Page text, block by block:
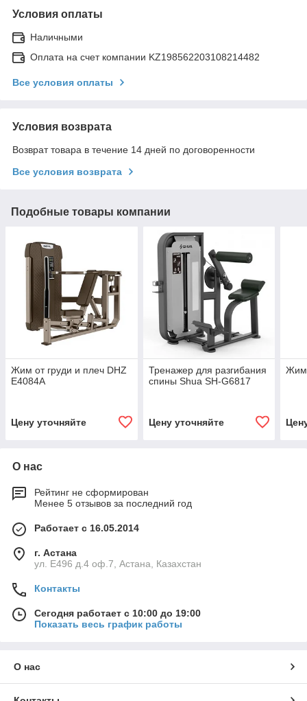
Условия оплаты
Наличными
Оплата на счет компании KZ198562203108214482
Все условия оплаты
Условия возврата
Возврат товара в течение 14 дней по договоренности
Все условия возврата
Подобные товары компании
Жим от груди и плеч DHZ
E4084A
Цену уточняйте
Тренажер для разгибания
спины Shua SH-G6817
Цену уточняйте
Жим
О нас
Рейтинг не сформирован
Менее 5 отзывов за последний год
Работает с 16.05.2014
г. Астана
ул. Е496 д.4 оф.7, Астана, Казахстан
Контакты
Сегодня работает с 10:00 до 19:00
Показать весь график работы
О нас